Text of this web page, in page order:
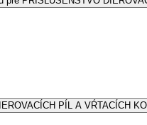
PÍL A VŔTACÍCH